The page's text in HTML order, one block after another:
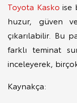
Toyota Kasko ise
huzur, güven
çıkarılabilir. Bu
farklı teminat
inceleyerek,
Kaynakça: